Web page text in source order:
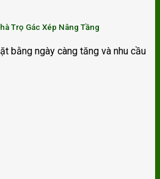
Trọ Gác Xép Nâng Tầng
bằng ngày càng tăng và nhu cầu